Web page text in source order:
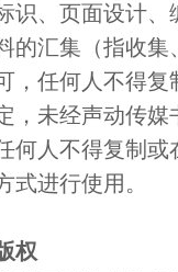
识、页面设计
的汇集（指收
，任何人不得
，未经声动传
何人不得复制
式进行使用。
权